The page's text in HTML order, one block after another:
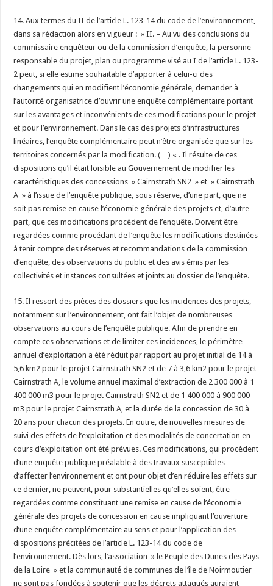
14. Aux termes du II de l’article L. 123-14 du code de l’environnement,
dans sa rédaction alors en vigueur : » II. – Au vu des conclusions du
commissaire enquêteur ou de la commission d’enquête, la personne
responsable du projet, plan ou programme visé au I de l’article L. 123-
2 peut, si elle estime souhaitable d’apporter à celui-ci des
changements qui en modifient l’économie générale, demander à
l’autorité organisatrice d’ouvrir une enquête complémentaire portant
sur les avantages et inconvénients de ces modifications pour le projet
et pour l’environnement. Dans le cas des projets d’infrastructures
linéaires, l’enquête complémentaire peut n’être organisée que sur les
territoires concernés par la modification. (…) « . Il résulte de ces
dispositions qu’il était loisible au Gouvernement de modifier les
caractéristiques des concessions » Cairnstrath SN2 » et » Cairnstrath
A » à l’issue de l’enquête publique, sous réserve, d’une part, que ne
soit pas remise en cause l’économie générale des projets et, d’autre
part, que ces modifications procèdent de l’enquête. Doivent être
regardées comme procédant de l’enquête les modifications destinées
à tenir compte des réserves et recommandations de la commission
d’enquête, des observations du public et des avis émis par les
collectivités et instances consultées et joints au dossier de l’enquête.
15. Il ressort des pièces des dossiers que les incidences des projets,
notamment sur l’environnement, ont fait l’objet de nombreuses
observations au cours de l’enquête publique. Afin de prendre en
compte ces observations et de limiter ces incidences, le périmètre
annuel d’exploitation a été réduit par rapport au projet initial de 14 à
5,6 km2 pour le projet Cairnstrath SN2 et de 7 à 3,6 km2 pour le projet
Cairnstrath A, le volume annuel maximal d’extraction de 2 300 000 à 1
400 000 m3 pour le projet Cairnstrath SN2 et de 1 400 000 à 900 000
m3 pour le projet Cairnstrath A, et la durée de la concession de 30 à
20 ans pour chacun des projets. En outre, de nouvelles mesures de
suivi des effets de l’exploitation et des modalités de concertation en
cours d’exploitation ont été prévues. Ces modifications, qui procèdent
d’une enquête publique préalable à des travaux susceptibles
d’affecter l’environnement et ont pour objet d’en réduire les effets sur
ce dernier, ne peuvent, pour substantielles qu’elles soient, être
regardées comme constituant une remise en cause de l’économie
générale des projets de concession en cause impliquant l’ouverture
d’une enquête complémentaire au sens et pour l’application des
dispositions précitées de l’article L. 123-14 du code de
l’environnement. Dès lors, l’association » le Peuple des Dunes des Pays
de la Loire » et la communauté de communes de l’île de Noirmoutier
ne sont pas fondées à soutenir que les décrets attaqués auraient